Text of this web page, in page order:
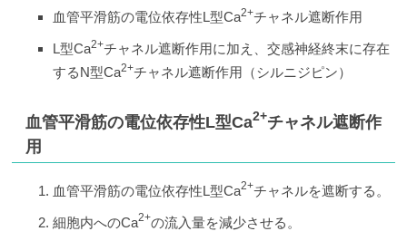
血管平滑筋の電位依存性L型Ca2+チャネル遮断作用
L型Ca2+チャネル遮断作用に加え、交感神経終末に存在
するN型Ca2+チャネル遮断作用（シルニジピン）
血管平滑筋の電位依存性L型Ca2+チャネル遮断作
用
血管平滑筋の電位依存性L型Ca2+チャネルを遮断する。
細胞内へのCa2+の流入量を減少させる。